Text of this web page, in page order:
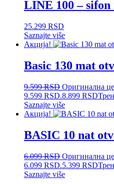
LINE 100 – sifon
25.299 RSD
Saznajte više
Акција!
Basic 130 mat
9.599RSD Оригинална
9.599 RSD.8.899 RSD
Saznajte više
Акција!
BASIC 10 nat
6.099RSD Оригинална
6.099 RSD.5.399 RSD
Saznajte više